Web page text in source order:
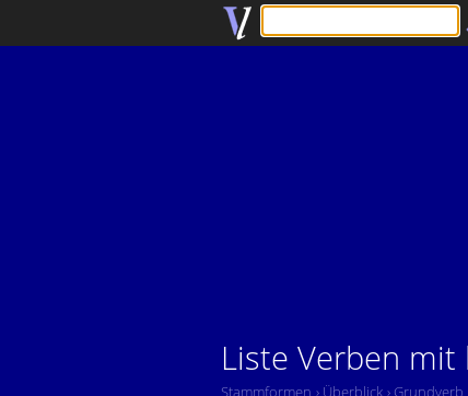
Liste Verben
Stammformen › Überblick › Grundverb